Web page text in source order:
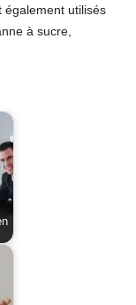
également utilisés
à sucre,